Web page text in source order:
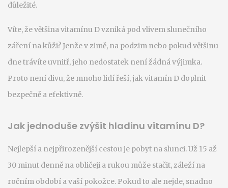
důležité.
Víte, že většina vitamínu D vzniká pod vlivem slunečního
záření na kůži? Jenže v zimě, na podzim nebo pokud většinu
dne trávíte uvnitř, jeho nedostatek není žádná výjimka.
Proto není divu, že mnoho lidí řeší, jak vitamín D doplnit
bezpečně a efektivně.
Jak jednoduše zvýšit hladinu vitamínu D?
Nejlepší a nejpřirozenější cestou je pobyt na slunci. Už 15 až
30 minut denně na obličeji a rukou může stačit, záleží na
ročním období a vaší pokožce. Pokud to ale nejde, snadno